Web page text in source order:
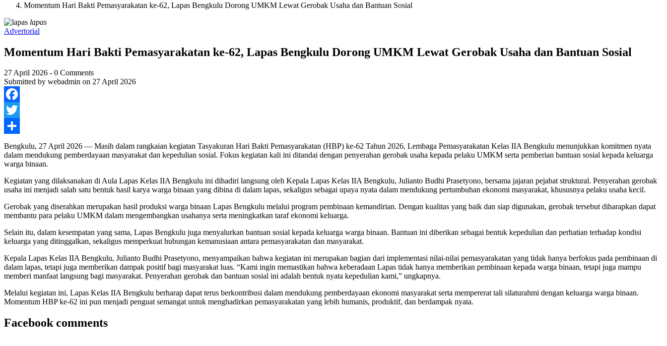
Momentum Hari Bakti Pemasyarakatan ke-62, Lapas Bengkulu Dorong UMKM Lewat Gerobak Usaha dan Bantuan Sosial
lapas
Advertorial
Momentum Hari Bakti Pemasyarakatan ke-62, Lapas Bengkulu Dorong UMKM Lewat Gerobak Usaha dan Bantuan Sosial
27 April 2026 - 0 Comments
Submitted by webadmin on 27 April 2026
Facebook
Twitter
Share
Bengkulu, 27 April 2026 — Masih dalam rangkaian kegiatan Tasyakuran Hari Bakti Pemasyarakatan (HBP) ke-62 Tahun 2026, Lembaga Pemasyarakatan Kelas IIA Bengkulu menunjukkan komitmen nyata
dalam mendukung pemberdayaan masyarakat dan kepedulian sosial. Fokus kegiatan kali ini ditandai dengan penyerahan gerobak usaha kepada pelaku UMKM serta pemberian bantuan sosial kepada keluarga
warga binaan.
Kegiatan yang dilaksanakan di Aula Lapas Kelas IIA Bengkulu ini dihadiri langsung oleh Kepala Lapas Kelas IIA Bengkulu, Julianto Budhi Prasetyono, bersama jajaran pejabat struktural. Penyerahan gerobak
usaha ini menjadi salah satu bentuk hasil karya warga binaan yang dibina di dalam lapas, sekaligus sebagai upaya nyata dalam mendukung pertumbuhan ekonomi masyarakat, khususnya pelaku usaha kecil.
Gerobak yang diserahkan merupakan hasil produksi warga binaan Lapas Bengkulu melalui program pembinaan kemandirian. Dengan kualitas yang baik dan siap digunakan, gerobak tersebut diharapkan dapat
membantu para pelaku UMKM dalam mengembangkan usahanya serta meningkatkan taraf ekonomi keluarga.
Selain itu, dalam kesempatan yang sama, Lapas Bengkulu juga menyalurkan bantuan sosial kepada keluarga warga binaan. Bantuan ini diberikan sebagai bentuk kepedulian dan perhatian terhadap kondisi
keluarga yang ditinggalkan, sekaligus memperkuat hubungan kemanusiaan antara pemasyarakatan dan masyarakat.
Kepala Lapas Kelas IIA Bengkulu, Julianto Budhi Prasetyono, menyampaikan bahwa kegiatan ini merupakan bagian dari implementasi nilai-nilai pemasyarakatan yang tidak hanya berfokus pada pembinaan di
dalam lapas, tetapi juga memberikan dampak positif bagi masyarakat luas. “Kami ingin memastikan bahwa keberadaan Lapas tidak hanya memberikan pembinaan kepada warga binaan, tetapi juga mampu
memberi manfaat langsung bagi masyarakat. Penyerahan gerobak dan bantuan sosial ini adalah bentuk nyata kepedulian kami,” ungkapnya.
Melalui kegiatan ini, Lapas Kelas IIA Bengkulu berharap dapat terus berkontribusi dalam mendukung pemberdayaan ekonomi masyarakat serta mempererat tali silaturahmi dengan keluarga warga binaan.
Momentum HBP ke-62 ini pun menjadi penguat semangat untuk menghadirkan pemasyarakatan yang lebih humanis, produktif, dan berdampak nyata.
Facebook comments